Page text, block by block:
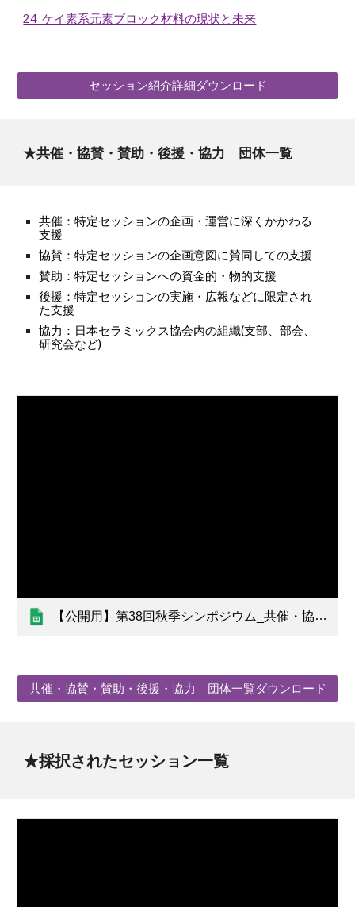
24 ケイ素系元素ブロック材料の現状と未来
セッション紹介詳細ダウンロード
★共催・協賛・賛助・後援・協力 団体一覧
共催：特定セッションの企画・運営に深くかかわる
支援
協賛：特定セッションの企画意図に賛同しての支援
賛助：特定セッションへの資金的・物的支援
後援 ：特定セッションの実施・広報などに限定され
た支援
協力：日本セラミックス協会内の組織(支部、部会、
研究会など)
【公開用】第38回秋季シンポジウム_共催・協賛・後援・協力・賛助
共催・協賛・賛助・後援・協力 団体一覧ダウンロード
★採択されたセッション一覧